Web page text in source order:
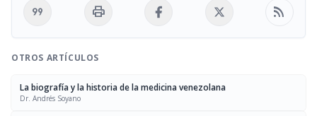
format_quote print rss_feed
OTROS ARTÍCULOS
La biografía y la historia de la medicina venezolana
Dr. Andrés Soyano